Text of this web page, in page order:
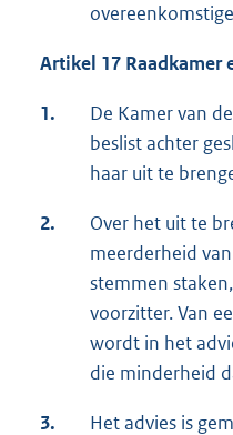
Artikel 17 Raadkamer
1.
De Kamer van
beslist achter
haar uit te
2.
Over het uit te
meerderheid
stemmen
voorzitter. Van
wordt in het
die minderheid
3.
Het advies is